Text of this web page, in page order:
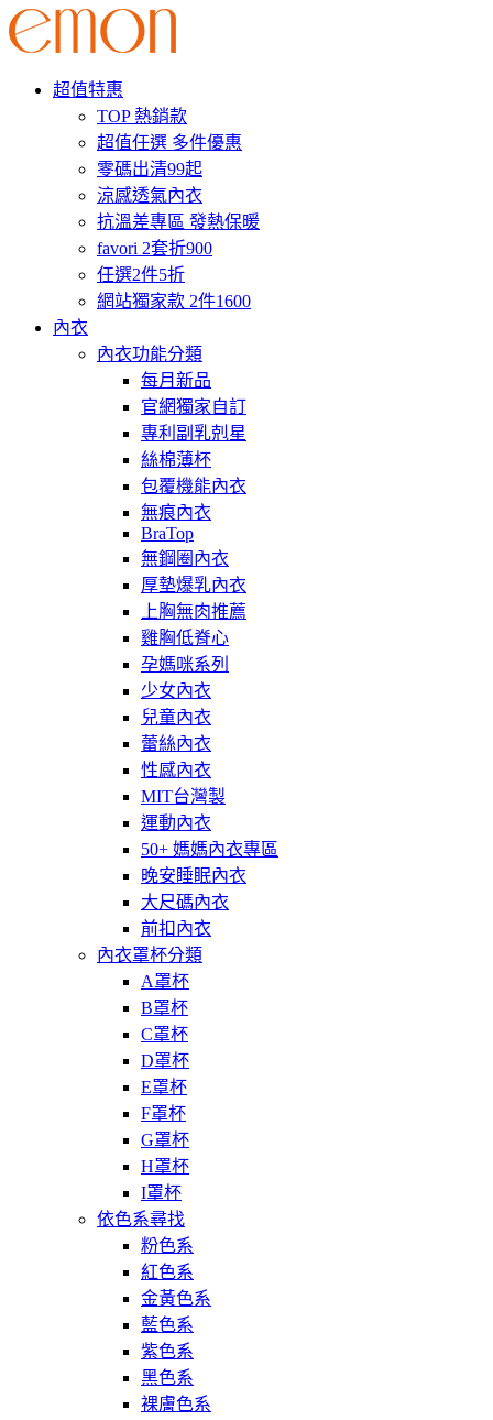
超值特惠
TOP 熱銷款
超值任選 多件優惠
零碼出清99起
涼感透氣內衣
抗溫差專區 發熱保暖
favori 2套折900
任選2件5折
網站獨家款 2件1600
內衣
內衣功能分類
每月新品
官網獨家自訂
專利副乳剋星
絲棉薄杯
包覆機能內衣
無痕內衣
BraTop
無鋼圈內衣
厚墊爆乳內衣
上胸無肉推薦
雞胸低脊心
孕媽咪系列
少女內衣
兒童內衣
蕾絲內衣
性感內衣
MIT台灣製
運動內衣
50+ 媽媽內衣專區
晚安睡眠內衣
大尺碼內衣
前扣內衣
內衣罩杯分類
A罩杯
B罩杯
C罩杯
D罩杯
E罩杯
F罩杯
G罩杯
H罩杯
I罩杯
依色系尋找
粉色系
紅色系
金黃色系
藍色系
紫色系
黑色系
裸膚色系